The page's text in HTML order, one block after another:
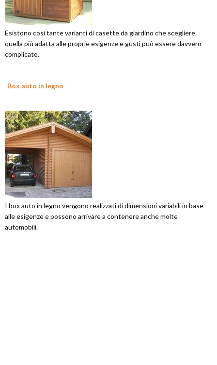
Esistono così tante varianti di casette da giardino che scegliere
quella più adatta alle proprie esigenze e gusti può essere davvero
complicato.
Box auto in legno
I box auto in legno vengono realizzati di dimensioni variabili in base
alle esigenze e possono arrivare a contenere anche molte
automobili.